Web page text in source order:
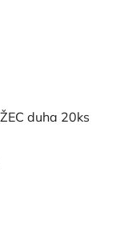
duha 20ks